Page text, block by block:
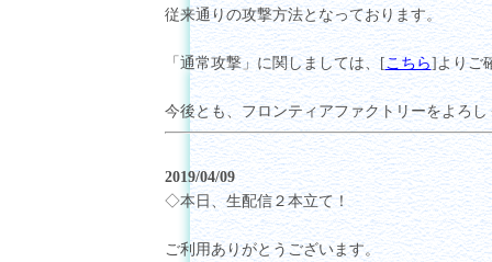
従来通りの攻撃方法となっております。
「通常攻撃」に関しましては、[ こちら]よりご
今後とも、フロンティアファクトリーをよろ
2019/04/09
◇本日、生配信２本立て！
ご利用ありがとうございます。